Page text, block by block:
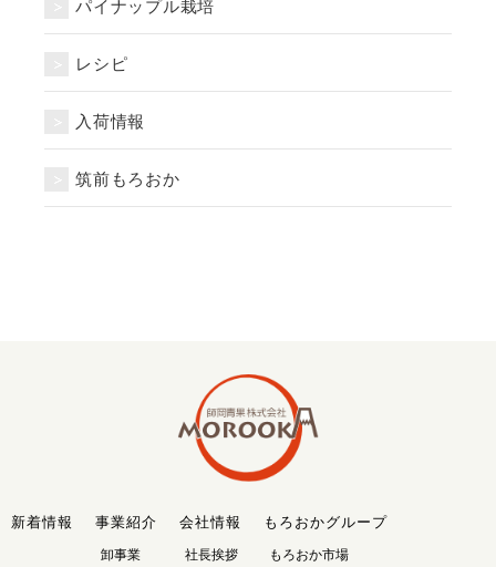
パイナップル栽培
レシピ
入荷情報
筑前もろおか
新着情報 事業紹介
卸事業
会社情報
社長挨拶
もろおかグループ
もろおか市場